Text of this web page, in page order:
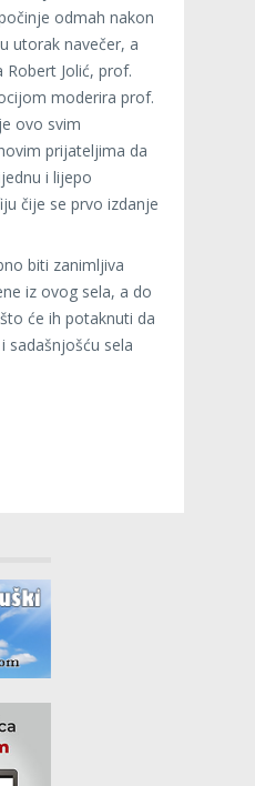
odmah nakon
utorak navečer, a
Jolić, prof.
moderira prof.
ovo svim
prijateljima da
i lijepo
čije se prvo izdanje
biti zanimljiva
iz ovog sela, a do
će ih potaknuti da
sadašnjošću sela